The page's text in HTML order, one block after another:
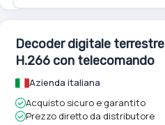
Decoder digitale
H.266 con telecomando
Azienda italiana
Acquisto sicuro e garantito
Prezzo diretto da distributore